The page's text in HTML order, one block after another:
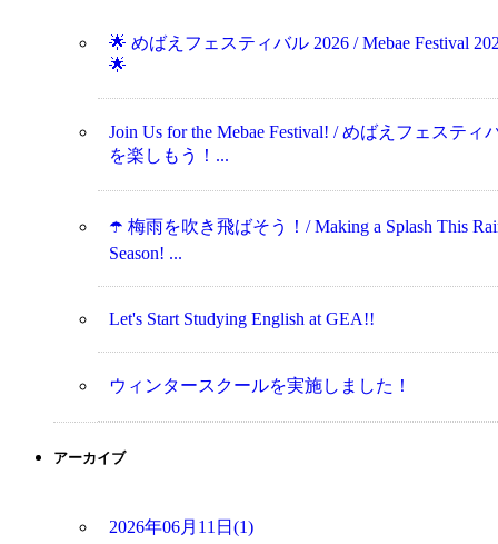
🌟 めばえフェスティバル 2026 / Mebae Festival
🌟
Join Us for the Mebae Festival! / めばえフェスティ
を楽しもう！...
☂️ 梅雨を吹き飛ばそう！/ Making a Splash This
Season! ...
Let's Start Studying English at GEA!!
ウィンタースクールを実施しました！
アーカイブ
2026年06月11日(1)